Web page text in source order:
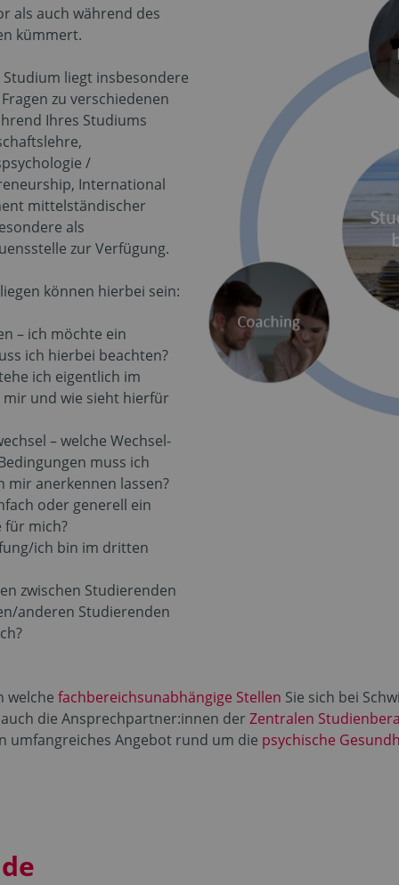
als auch während des
kümmert.
liegt insbesondere
zu verschiedenen
Ihres Studiums
/
International
mittelständischer
als
zur Verfügung.
können hierbei sein:
– ich möchte ein
ich hierbei beachten?
ich eigentlich im
und wie sieht hierfür
– welche Wechsel-
muss ich
mir anerkennen lassen?
oder generell ein
für mich?
ich bin im dritten
zwischen Studierenden
anderen Studierenden
welche fachbereichsunabhängige Stellen Sie sich bei
die Ansprechpartner:innen der Zentralen
umfangreiches Angebot rund um die psychische